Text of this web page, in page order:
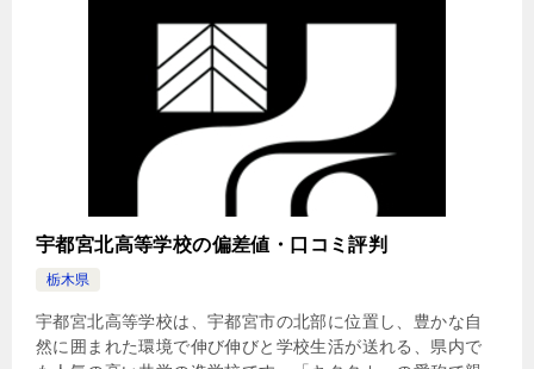
宇都宮北高等学校の偏差値・口コミ評判
栃木県
宇都宮北高等学校は、宇都宮市の北部に位置し、豊かな自
然に囲まれた環境で伸び伸びと学校生活が送れる、県内で